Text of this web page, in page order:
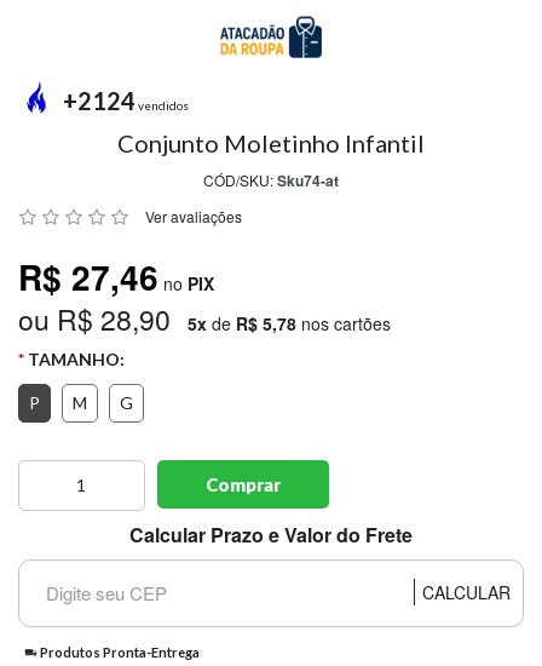
PREÇO
ÚNICO
PROMOÇÕES
MARCAS
CENTRAL
Chat
Envie-
+2124 vendidos
Conjunto Moletinho Infantil
CÓD/SKU:Sku74-at
Ver avaliações
R$ 27,46 no PIX
ou R$ 28,90 5x de R$ 5,78 nos cartões
TAMANHO:
P M G
Comprar
Calcular Prazo e Valor do Frete
CALCULAR
Produtos Pronta-Entrega